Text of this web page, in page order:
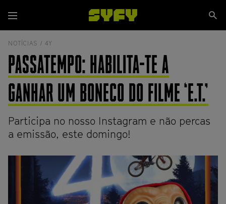
para
o
conteúdo
Menu
NOTÍCIAS / 4Y
PASSATEMPO: HABILITA-TE A
GANHAR UM BONECO DO FILME ‘E.T.’
Participa no nosso Instagram e não percas
a emissão, este domingo!